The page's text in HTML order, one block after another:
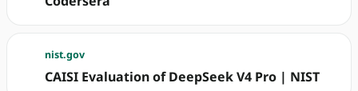
nist.gov
CAISI Evaluation of DeepSeek V4 Pro | NIST